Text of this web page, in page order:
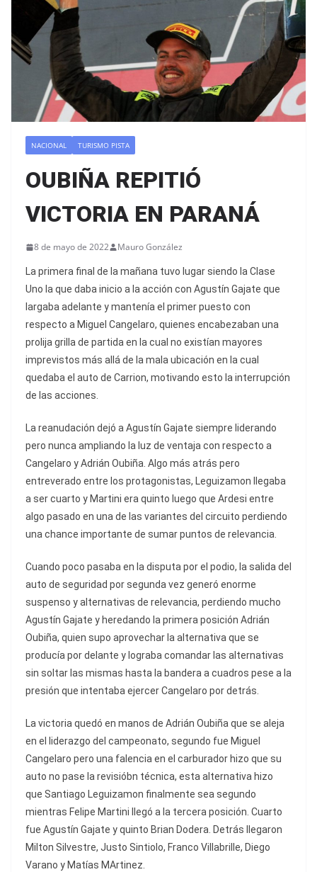
NACIONAL TURISMO PISTA
OUBIÑA REPITIÓ
VICTORIA EN PARANÁ
8 de mayo de 2022 Mauro González
La primera final de la mañana tuvo lugar siendo la Clase
Uno la que daba inicio a la acción con Agustín Gajate que
largaba adelante y mantenía el primer puesto con
respecto a Miguel Cangelaro, quienes encabezaban una
prolija grilla de partida en la cual no existían mayores
imprevistos más allá de la mala ubicación en la cual
quedaba el auto de Carrion, motivando esto la interrupción
de las acciones.
La reanudación dejó a Agustín Gajate siempre liderando
pero nunca ampliando la luz de ventaja con respecto a
Cangelaro y Adrián Oubiña. Algo más atrás pero
entreverado entre los protagonistas, Leguizamon llegaba
a ser cuarto y Martini era quinto luego que Ardesi entre
algo pasado en una de las variantes del circuito perdiendo
una chance importante de sumar puntos de relevancia.
Cuando poco pasaba en la disputa por el podio, la salida del
auto de seguridad por segunda vez generó enorme
suspenso y alternativas de relevancia, perdiendo mucho
Agustín Gajate y heredando la primera posición Adrián
Oubiña, quien supo aprovechar la alternativa que se
producía por delante y lograba comandar las alternativas
sin soltar las mismas hasta la bandera a cuadros pese a la
presión que intentaba ejercer Cangelaro por detrás.
La victoria quedó en manos de Adrián Oubiña que se aleja
en el liderazgo del campeonato, segundo fue Miguel
Cangelaro pero una falencia en el carburador hizo que su
auto no pase la revisióbn técnica, esta alternativa hizo
que Santiago Leguizamon finalmente sea segundo
mientras Felipe Martini llegó a la tercera posición. Cuarto
fue Agustín Gajate y quinto Brian Dodera. Detrás llegaron
Milton Silvestre, Justo Sintiolo, Franco Villabrille, Diego
Varano y Matías MArtinez.